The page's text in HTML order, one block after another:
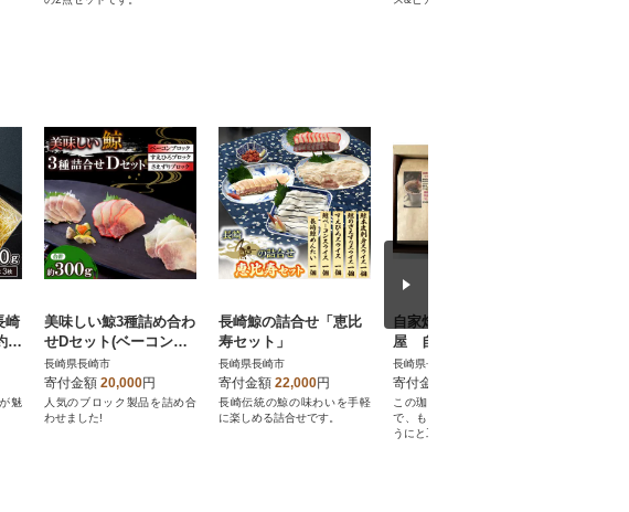
崎
2
魅
美味しい鯨3種詰め合わ
せDセット(ベーコンブ
ロック、すえひろブロ
ック、さえずりブロッ
ク)
長崎県長崎市
寄付金額 20,000円
人気のブロック製品を詰め合
わせました!
長崎鯨の詰合せ「恵比
寿セット」
長崎県長崎市
寄付金額 22,000円
長崎伝統の鯨の味わいを手軽
に楽しめる詰合せです。
自家焙煎珈琲うつのみ
屋 自家焙煎珈琲豆 2
00g×3袋【豆】
長崎県長崎市
寄付金額
この珈琲豆は、後味が爽やか
で、もう一杯飲みたくなるよ
うにと工夫しています。